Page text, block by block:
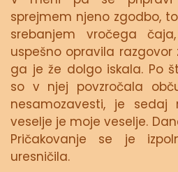
sprejmem njeno zgodbo,
srebanjem vročega
uspešno opravila
ga je že dolgo iskala. Po
so v njej povzročala
nesamozavesti, je sedaj
veselje je moje veselje.
Pričakovanje se je
uresničila.